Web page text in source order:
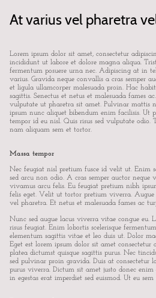
At varius vel pharetra
Lorem ipsum dolor sit amet, consectetur
incididunt ut labore et dolore magna aliqua.
fermentum posuere urna nec. Adipiscing at in
varius. Gravida neque convallis a cras semper
et ligula ullamcorper malesuada proin. Hac
sagittis. Senectus et netus et malesuada fames
vulputate ut pharetra sit amet. Pulvinar mattis
ipsum nunc aliquet bibendum enim facilisis. Ut
tempor id eu nisl. Quis risus sed vulputate odio.
nam aliquam sem et tortor.
Massa tempor
Nec feugiat nisl pretium fusce id velit ut. Enim
sed arcu non odio. A cras semper auctor neque
vivamus arcu felis. Eu feugiat pretium nibh
felis eget. Velit ut tortor pretium viverra.
vel pharetra. Et netus et malesuada fames ac
Nunc sed augue lacus viverra vitae congue eu.
risus feugiat. Enim lobortis scelerisque
elementum sagittis vitae et leo duis ut. Dolor
Eget est lorem ipsum dolor sit amet consectetur
platea dictumst quisque sagittis purus. Nec
sed pulvinar proin gravida. Duis at consectetur
purus viverra. Dictum sit amet justo donec
in egestas erat imperdiet sed euismod. Ut eu